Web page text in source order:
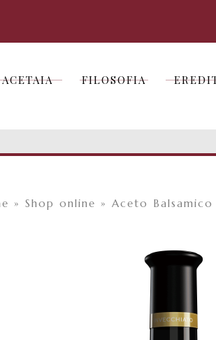
ACETAIA FILOSOFIA
ACETAIA FILOSOFIA
» Shop online » Aceto